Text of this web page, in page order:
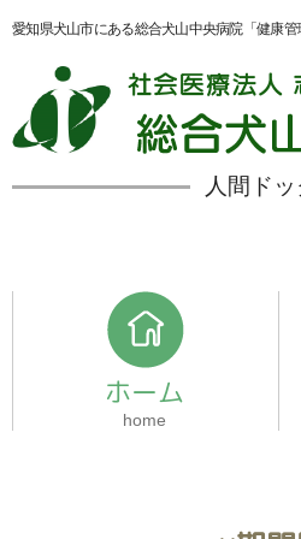
人間ド
愛知県犬山市にある総合犬山中央病院「健康
ホーム
home